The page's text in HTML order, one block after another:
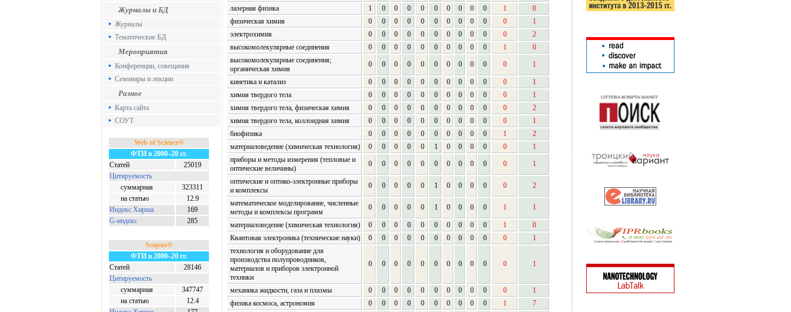
Журналы и БД
Журналы
Тематические БД
Мероприятия
Конференции, совещания
Семинары и лекции
Разное
Карта сайта
СОУТ
Web of Science®
ФТИ в 2000–20 гг.
Статей
25019
Цитируемость
суммарная
323311
на статью
12.9
Индекс Хирша
169
G-индекс
285
Scopus®
ФТИ в 2000–20 гг.
Статей
28146
Цитируемость
суммарная
347747
на статью
12.4
лазерная физика 1 0 0 0 0 0 0 0 0 0 1
0
физическая химия
0 0 0 0 0 0 0 0 0 0 0
1
электрохимия
0 0 0 0 0 0 0 0 0 0 0
2
высокомолекулярные соединения
0 0 0 0 0 0 0 0 0 0 1
0
высокомолекулярные соединения;
органическая химия
0 0 0 0 0 0 0 0 0 0 0 1
кинетика и катализ 0 0 0 0 0 0 0 0 0 0 0
1
химия твердого тела
0 0 0 0 0 0 0 0 0 0 0
1
химия твердого тела, физическая химия
0 0 0 0 0 0 0 0 0 0 0
2
химия твердого тела, коллоидная химия
0 0 0 0 0 0 0 0 0 0 0
1
биофизика
0 0 0 0 0 0 0 0 0 0 1
2
материаловедение (химическая технология)
0 0 0 0 0 1 0 0 0 0 0
1
приборы и методы измерения (тепловые и
оптические величины)
0 0 0 0 0 0 0 0 0 0 0 1
оптические и оптико-электронные приборы
и комплексы
0 0 0 0 0 1 0 0 0 0 0 2
математическое моделирование, численные
методы и комплексы программ
0 0 0 0 0 1 0 0 0 0 1 1
материаловедение (химическая технология) 0 0 0 0 0 0 0 0 0 0 1
0
Квантовая электроника (технические науки)
0 0 0 0 0 0 0 0 0 0 0
1
технология и оборудование для
производства полупроводников,
материалов и приборов электронной
техники
0 0 0 0 0 0 0 0 0 0 0 1
механика жидкости, газа и плазмы 0 0 0 0 0 0 0 0 0 0 0
1
физика космоса, астрономия
0 0 0 0 0 0 0 0 0 0 1 7